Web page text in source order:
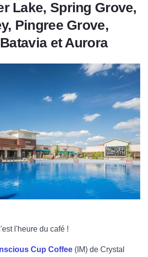
Lake, Spring Grove,
Pingree Grove,
et Aurora
l'heure du café !
Cup Coffee (IM) de Crystal